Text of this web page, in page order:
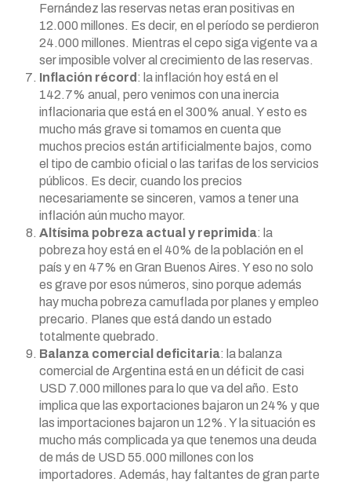
Fernández las reservas netas eran positivas en
12.000 millones. Es decir, en el período se perdieron
24.000 millones. Mientras el cepo siga vigente va a
ser imposible volver al crecimiento de las reservas.
Inflación récord : la inflación hoy está en el
142.7% anual, pero venimos con una inercia
inflacionaria que está en el 300% anual. Y esto es
mucho más grave si tomamos en cuenta que
muchos precios están artificialmente bajos, como
el tipo de cambio oficial o las tarifas de los servicios
públicos. Es decir, cuando los precios
necesariamente se sinceren, vamos a tener una
inflación aún mucho mayor.
Altísima pobreza actual y reprimida: la
pobreza hoy está en el 40% de la población en el
país y en 47% en Gran Buenos Aires. Y eso no solo
es grave por esos números, sino porque además
hay mucha pobreza camuflada por planes y empleo
precario. Planes que está dando un estado
totalmente quebrado.
Balanza comercial deficitaria: la balanza
comercial de Argentina está en un déficit de casi
USD 7.000 millones para lo que va del año. Esto
implica que las exportaciones bajaron un 24% y que
las importaciones bajaron un 12%. Y la situación es
mucho más complicada ya que tenemos una deuda
de más de USD 55.000 millones con los
importadores. Además, hay faltantes de gran parte